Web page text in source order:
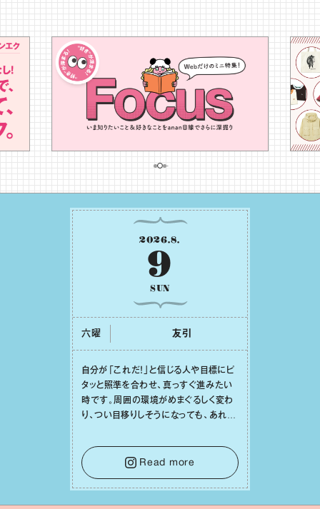
2026.8.
9
SUN
六曜 友引
⾃分が「これだ！」と信じる⼈や⽬標にピ
タッと照準を合わせ、真っすぐ進みたい
時です。周囲の環境がめまぐるしく変わ
り、つい⽬移りしそうになっても、あれこ
をそっと⼿放し、⽬の前のことに集中しま
しょう。そのブレない決意が、あなたにと
って有意義で安定した成果を引き寄せま
す。
Read more